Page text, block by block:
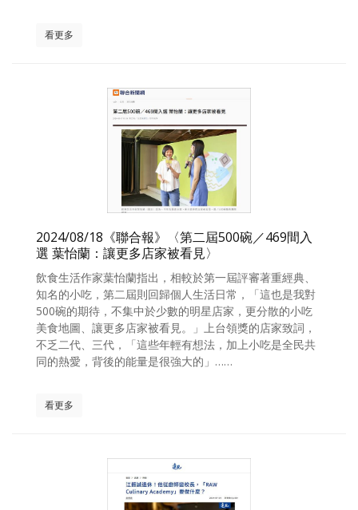
看更多
2024/08/18《聯合報》〈第二屆500碗／469間入
選 葉怡蘭：讓更多店家被看見〉
飲食生活作家葉怡蘭指出，相較於第一屆評審著重經典、
知名的小吃，第二屆則回歸個人生活日常，「這也是我對
500碗的期待，不集中於少數的明星店家，更分散的小吃
美食地圖、讓更多店家被看見。」上台領獎的店家致詞，
不乏二代、三代，「這些年輕有想法，加上小吃是全民共
同的熱愛，背後的能量是很強大的」……
看更多